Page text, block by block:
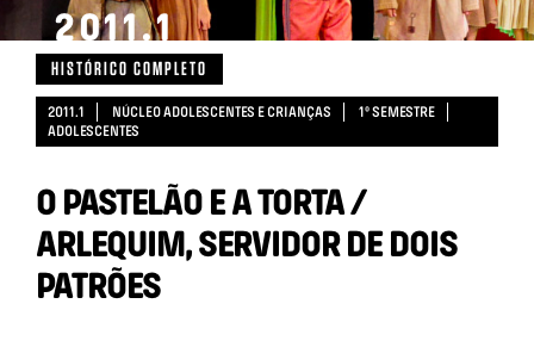
2011.1
HISTÓRICO COMPLETO
2011.1 NÚCLEO ADOLESCENTES E CRIANÇAS
1º SEMESTRE
ADOLESCENTES
O PASTELÃO E A TORTA /
ARLEQUIM, SERVIDOR DE DOIS
PATRÕES